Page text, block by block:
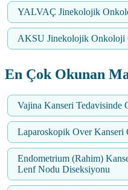
YALVAÇ Jinekolojik
AKSU Jinekolojik Onkoloji
En Çok Okunan
Vajina Kanseri Tedavisinde
Laparoskopik Over
Endometrium (Rahim)
Lenf Nodu Diseksiyonu